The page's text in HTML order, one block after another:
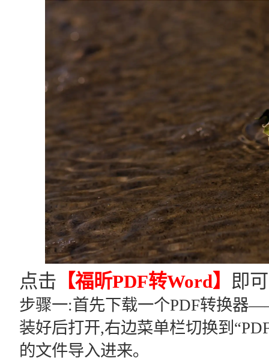
点击 【福昕PDF转Word】 即
步骤一:首先下载一个PDF转换器
装好后打开,右边菜单栏切换到
的文件导入进来｡